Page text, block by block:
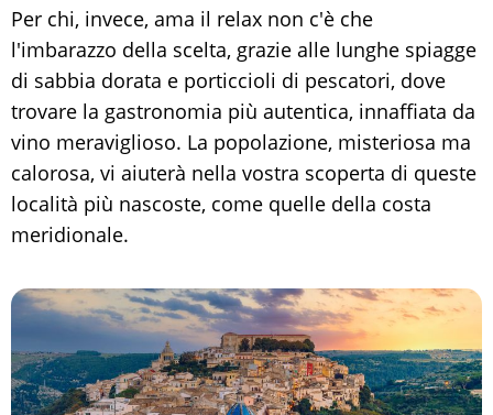
Per chi, invece, ama il relax non c'è che
l'imbarazzo della scelta, grazie alle lunghe spiagge
di sabbia dorata e porticcioli di pescatori, dove
trovare la gastronomia più autentica, innaffiata da
vino meraviglioso. La popolazione, misteriosa ma
calorosa, vi aiuterà nella vostra scoperta di queste
località più nascoste, come quelle della costa
meridionale.